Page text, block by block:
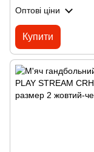
Оптові ціни
Купити